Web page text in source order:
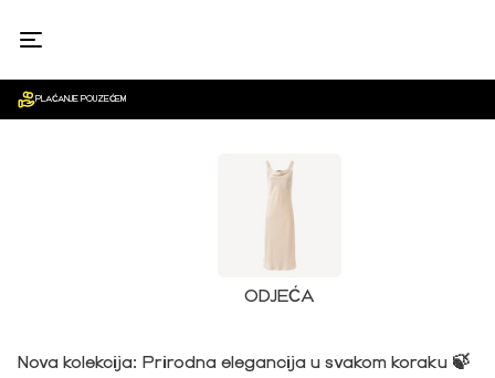
PLAĆANJE POUZEĆEM
ODJEĆA
Nova kolekcija: Prirodna elegancija u svakom koraku 🍃